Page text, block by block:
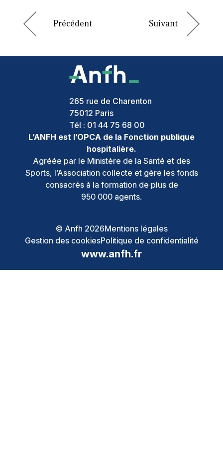
265 rue de Charenton
75012 Paris
Tél : 01 44 75 68 00
L’ANFH est l’OPCA de la Fonction publique
hospitalière.
Agréée par le Ministère de la Santé et des
Sports, l’Association collecte et gère les fonds
consacrés à la formation de plus de
950 000 agents.
© Anfh 2026Mentions légales
Gestion des cookiesPolitique de confidentialité
www.anfh.fr